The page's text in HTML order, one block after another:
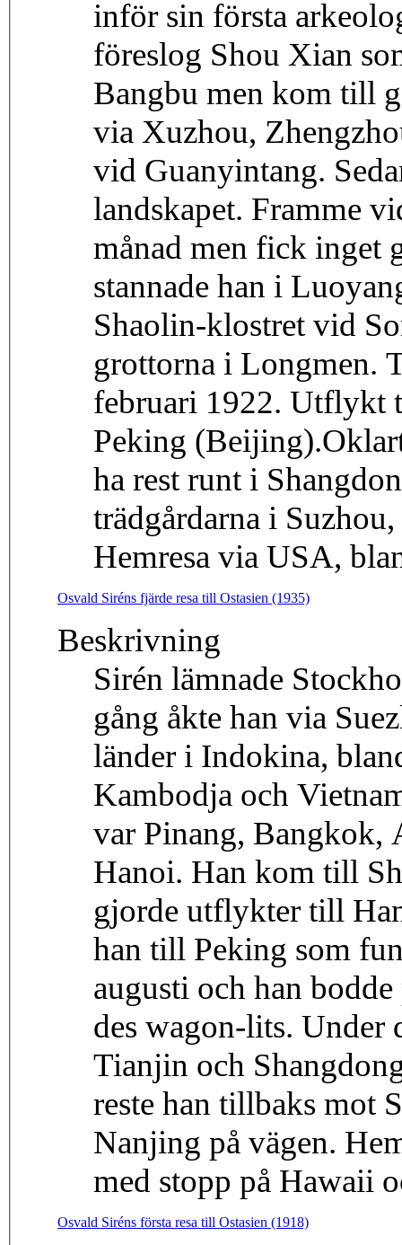
inför sin första
föreslog Shou Xian
Bangbu men kom till
via Xuzhou,
vid Guanyintang.
landskapet. Framme
månad men fick inget
stannade han i
Shaolin-klostret vid
grottorna i Longmen.
februari 1922. Utflykt
Peking
ha rest runt i
trädgårdarna i
Hemresa via USA,
Osvald Siréns fjärde resa till Ostasien (1935)
Beskrivning
Sirén lämnade
gång åkte han via
länder i Indokina,
Kambodja och
var Pinang, Bangkok,
Hanoi. Han kom till
gjorde utflykter till
han till Peking som
augusti och han
des wagon-lits. Under
Tianjin och
reste han tillbaks mot
Nanjing på vägen.
med stopp på Hawaii
Osvald Siréns första resa till Ostasien (1918)